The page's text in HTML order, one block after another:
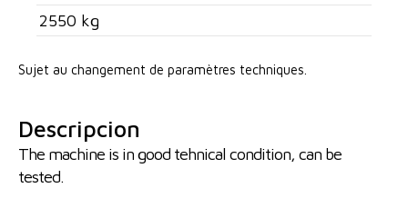
2550 kg
Sujet au changement de paramètres techniques.
Descripcion
The machine is in good tehnical condition, can be
tested.